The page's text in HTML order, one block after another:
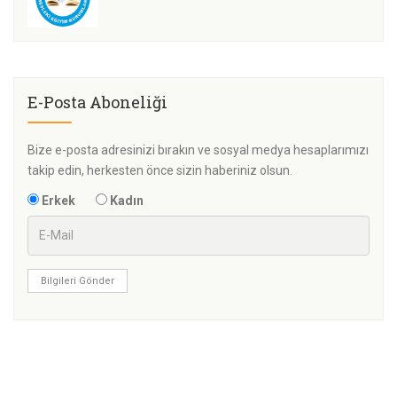
E-Posta Aboneliği
Bize e-posta adresinizi bırakın ve sosyal medya hesaplarımızı
takip edin, herkesten önce sizin haberiniz olsun.
Erkek Kadın
Bilgileri Gönder